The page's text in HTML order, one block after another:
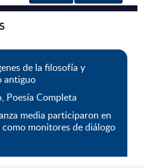
de la filosofía y
antiguo
Poesía Completa
media participaron en
monitores de diálogo